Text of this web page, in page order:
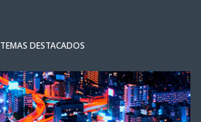
TEMAS DESTACADOS